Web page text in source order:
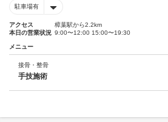
駐車場有
アクセス
樟葉駅から2.2km
本日の営業状況 9:00〜12:00 15:00〜19:30
メニュー
接骨・整骨
手技施術